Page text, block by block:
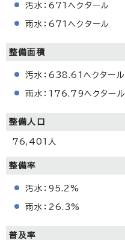
汚水：671ヘクタール
雨水：671ヘクタール
整備面積
汚水：638.61ヘクタール
雨水：176.79ヘクタール
整備人口
76,401人
整備率
汚水：95.2%
雨水：26.3%
普及率